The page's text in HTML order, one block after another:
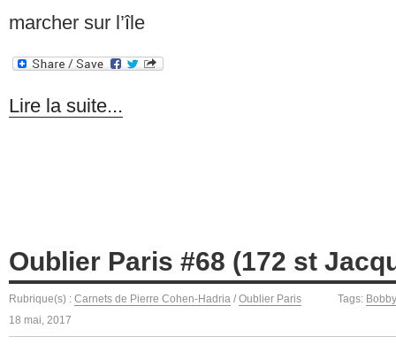
marcher sur l’île
Lire la suite...
Oublier Paris #68 (172 st
Rubrique(s) : Carnets de Pierre Cohen-Hadria / Oublier Paris Tags:
18 mai, 2017